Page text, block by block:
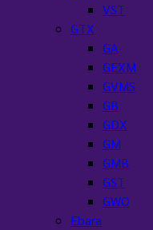
VST
GTX
GA
GEXM
GVMS
GB
GDX
GM
GMB
GST
GWO
Ebara